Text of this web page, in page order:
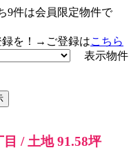
9件は会員限定物件で
録を！→ご登録はこちら
表示物件
/ 土地 91.58坪